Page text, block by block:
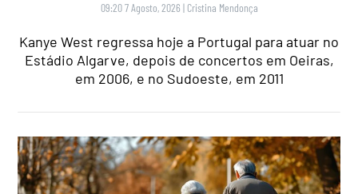
09:20 7 Agosto, 2026 | Cristina Mendonça
Kanye West regressa hoje a Portugal para atuar no
Estádio Algarve, depois de concertos em Oeiras,
em 2006, e no Sudoeste, em 2011